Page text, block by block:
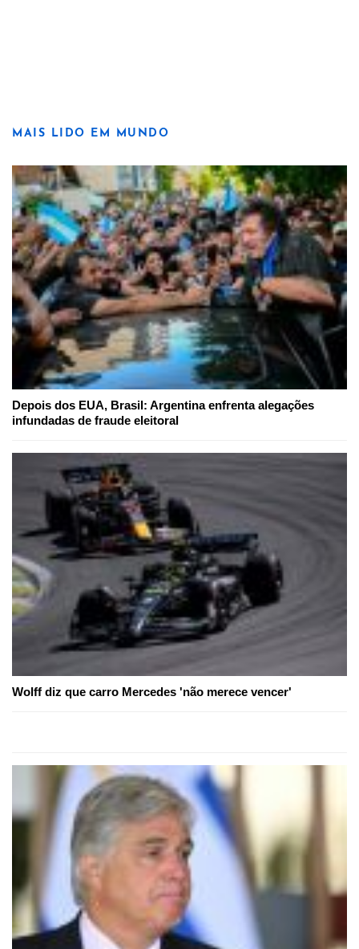
MAIS LIDO EM MUNDO
Depois dos EUA, Brasil: Argentina enfrenta alegações
infundadas de fraude eleitoral
Wolff diz que carro Mercedes 'não merece vencer'